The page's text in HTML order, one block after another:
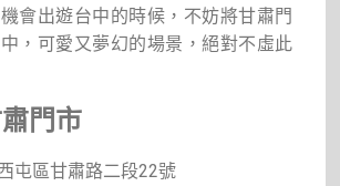
會出遊台中的時候，不妨將甘肅門
，可愛又夢幻的場景，絕對不虛此
門市
屯區甘肅路二段22號